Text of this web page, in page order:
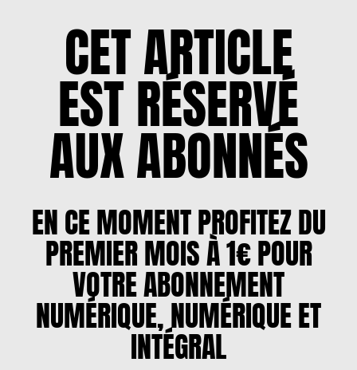
CET ARTICLE
EST RÉSERVÉ
AUX ABONNÉS
EN CE MOMENT PROFITEZ DU
PREMIER MOIS À 1€ POUR
VOTRE ABONNEMENT
NUMÉRIQUE, NUMÉRIQUE ET
INTÉGRAL